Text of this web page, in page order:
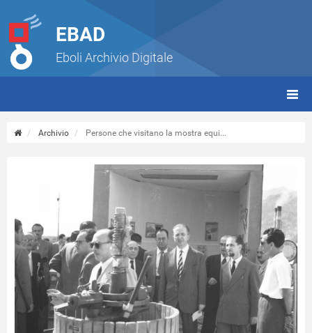
EBAD
Eboli Archivio Digitale
Archivio Persone che visitano la mostra equi...